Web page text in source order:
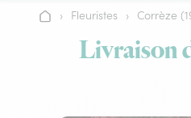
Accueil
› Fleuristes › Corrèze
Livraison